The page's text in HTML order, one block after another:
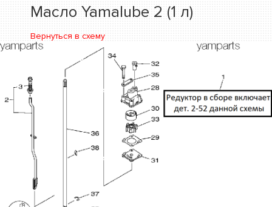
Масло Yamalube 2 (1 л)
Вернуться в схему